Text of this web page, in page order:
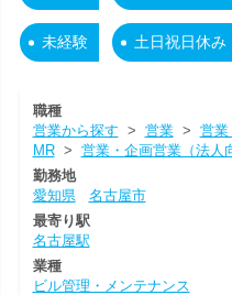
未経験 土日祝日休み
職種
営業から探す > 営業> 営業
MR> 営業・企画営業（法人
勤務地
愛知県
名古屋市
最寄り駅
名古屋駅
業種
ビル管理・メンテナンス